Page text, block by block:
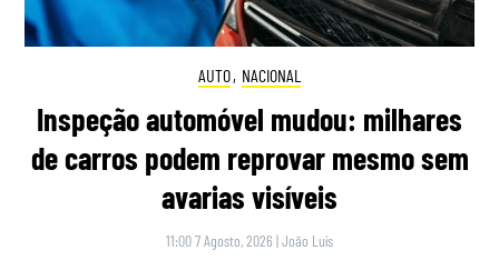
AUTO, NACIONAL
Inspeção automóvel mudou: milhares
de carros podem reprovar mesmo sem
avarias visíveis
11:00 7 Agosto, 2026 |João Luís